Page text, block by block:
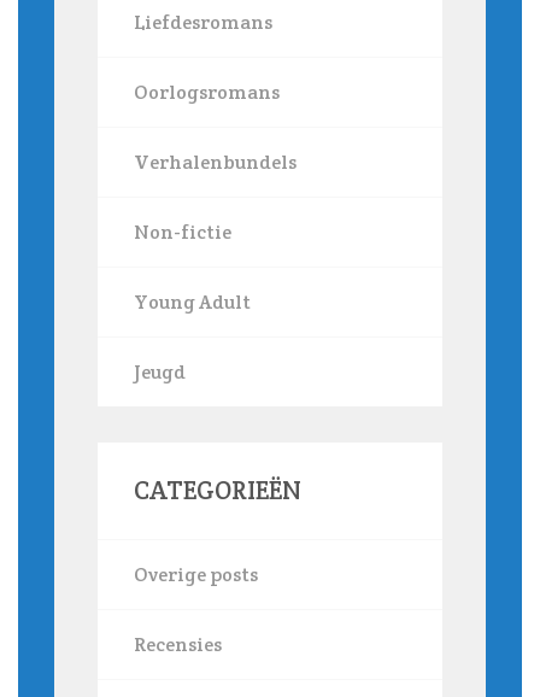
Liefdesromans
Oorlogsromans
Verhalenbundels
Non-fictie
Young Adult
Jeugd
CATEGORIEËN
Overige posts
Recensies